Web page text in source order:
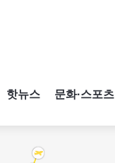
핫뉴스 문화·스포츠